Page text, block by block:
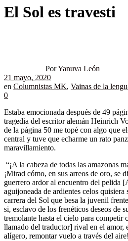
El Sol es travesti
PorYanuva León
21 mayo, 2020
en Columnistas MK, Vainas de la
0
Estaba emocionada después de 49
tragedia del escritor alemán Heinrich
de la página 50 me topé con algo que
central y tuve que echarme un rato
maravillamiento.
“¡A la cabeza de todas las amazonas
¡Mirad cómo, en sus arreos de oro, se
guerrero ardor al encuentro del pelida
aguijoneada de ardientes celos
carrera del Sol que besa la juvenil
si, esclavo de los frenéticos deseos de
tremolante hasta el cielo para competir
llamado del traductor] rival en el amor,
alígero, remontar vuelo a través del